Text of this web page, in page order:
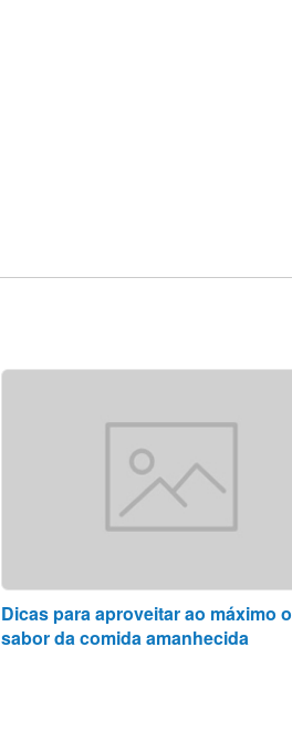
Dicas para aproveitar ao máximo o
sabor da comida amanhecida